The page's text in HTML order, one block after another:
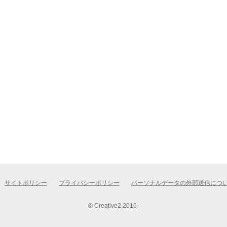
サイトポリシー プライバシーポリシー パーソナルデータの外部送信につ
© Creative2 2016-